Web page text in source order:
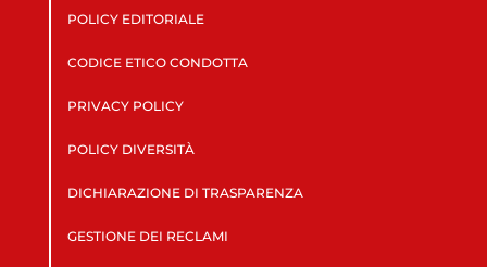
POLICY EDITORIALE
CODICE ETICO CONDOTTA
PRIVACY POLICY
POLICY DIVERSITÀ
DICHIARAZIONE DI TRASPARENZA
GESTIONE DEI RECLAMI